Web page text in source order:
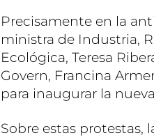
Precisamente en la
ministra de Industria,
Ecológica, Teresa
Govern, Francina
para inaugurar la
Sobre estas protestas,